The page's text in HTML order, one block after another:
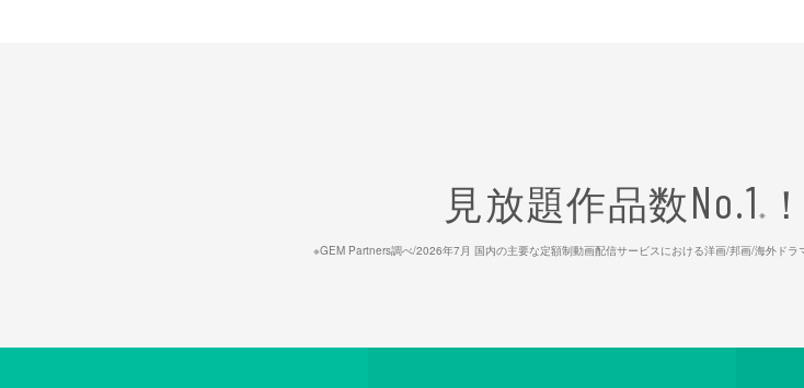
見放題作品数No.1 ※ ！
※GEM Partners調べ/2026年7⽉ 国内の主要な定額制動画配信サービスにおける洋画/邦画/海外ドラ